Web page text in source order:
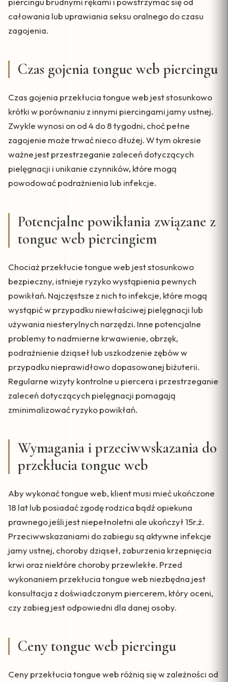
całowania lub uprawiania seksu oralnego do czasu
zagojenia.
Czas gojenia tongue web piercingu
Czas gojenia przekłucia tongue web jest stosunkowo
krótki w porównaniu z innymi piercingami jamy ustnej.
Zwykle wynosi on od 4 do 8 tygodni, choć pełne
zagojenie może trwać nieco dłużej. W tym okresie
ważne jest przestrzeganie zaleceń dotyczących
pielęgnacji i unikanie czynników, które mogą
powodować podrażnienia lub infekcje.
Potencjalne powikłania związane z
tongue web piercingiem
Chociaż przekłucie tongue web jest stosunkowo
bezpieczny, istnieje ryzyko wystąpienia pewnych
powikłań. Najczęstsze z nich to infekcje, które mogą
wystąpić w przypadku niewłaściwej pielęgnacji lub
używania niesterylnych narzędzi. Inne potencjalne
problemy to nadmierne krwawienie, obrzęk,
podrażnienie dziąseł lub uszkodzenie zębów w
przypadku nieprawidłowo dopasowanej biżuterii.
Regularne wizyty kontrolne u piercera i przestrzeganie
zaleceń dotyczących pielęgnacji pomagają
zminimalizować ryzyko powikłań.
Wymagania i przeciwwskazania do
przekłucia tongue web
Aby wykonać tongue web, klient musi mieć ukończone
18 lat lub posiadać zgodę rodzica bądź opiekuna
prawnego jeśli jest niepełnoletni ale ukończył 15r.ż.
Przeciwwskazaniami do zabiegu są aktywne infekcje
jamy ustnej, choroby dziąseł, zaburzenia krzepnięcia
krwi oraz niektóre choroby przewlekłe. Przed
wykonaniem przekłucia tongue web niezbędna jest
konsultacja z doświadczonym piercerem, który oceni,
czy zabieg jest odpowiedni dla danej osoby.
Ceny tongue web piercingu
Ceny przekłucia tongue web różnią się w zależności od